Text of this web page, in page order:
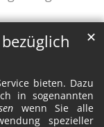
bieten. Dazu
in sogenannten
wenn Sie alle
spezieller
✕